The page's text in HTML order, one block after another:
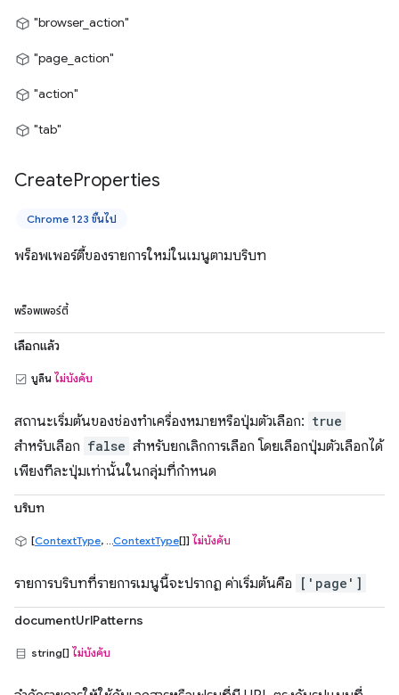
"browser_action"
"page_action"
"action"
"tab"
CreateProperties
Chrome 123 ขึ้นไป
พร็อพเพอร์ตี้ของรายการใหม่ในเมนูตามบริบท
พร็อพเพอร์ตี้
เลือกแล้ว
บูลีน ไม่บังคับ
สถานะเริ่มต้นของช่องทำเครื่องหมายหรือปุ่มตัวเลือก: true
สำหรับเลือก false สำหรับยกเลิกการเลือก โดยเลือกปุ่มตัวเลือกได้
เพียงทีละปุ่มเท่านั้นในกลุ่มที่กำหนด
บริบท
[ContextType, ...ContextType[]] ไม่บังคับ
รายการบริบทที่รายการเมนูนี้จะปรากฏ ค่าเริ่มต้นคือ ['page']
documentUrlPatterns
string[] ไม่บังคับ